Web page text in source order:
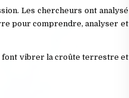
Les chercheurs ont analysé
pour comprendre, analyser et
font vibrer la croûte terrestre et